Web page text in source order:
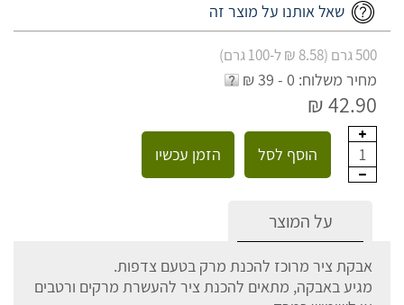
שאל אותנו על מוצר זה
500 גרם (8.58 ₪ ל-100 גרם)
מחיר משלוח: 0 - 39 ₪
42.90 ₪
1 הוסף לסל הזמן עכשיו
על המוצר
אבקת ציר מרוכז להכנת מרק בטעם צדפות.
מגיע באבקה, מתאים להכנת ציר להעשרת מרקים ורטבים